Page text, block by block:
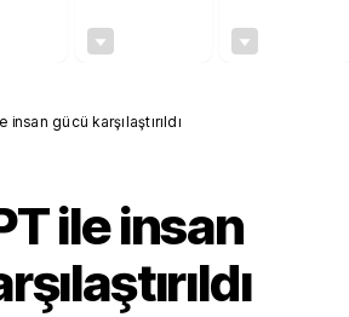
insan gücü karşılaştırıldı
ile insan